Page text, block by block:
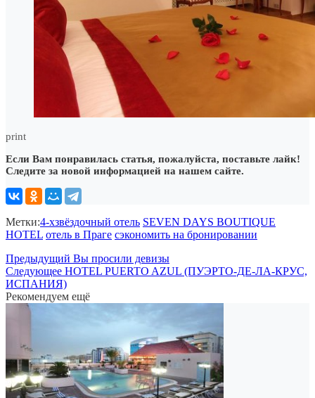
print
Если Вам понравилась статья, пожалуйста, поставьте лайк!
Следите за новой информацией на нашем сайте.
Метки:4-хзвёздочный отель SEVEN DAYS BOUTIQUE
HOTEL отель в Праге сэкономить на бронировании
Предыдущий Вы просили девизы
Следующее HOTEL PUERTO AZUL (ПУЭРТО-ДЕ-ЛА-КРУС,
ИСПАНИЯ)
Рекомендуем ещё